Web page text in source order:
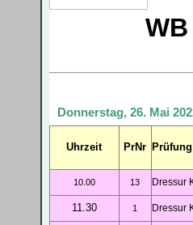
Donnerstag, 26. Mai
Uhrzeit PrNr Prüfung
10.00 13 Dressur
11.30 1 Dressur